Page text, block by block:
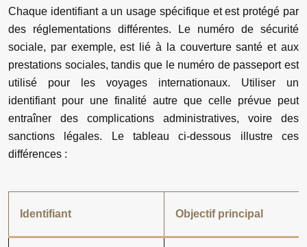
Chaque identifiant a un usage spécifique et est protégé par
des réglementations différentes. Le numéro de sécurité
sociale, par exemple, est lié à la couverture santé et aux
prestations sociales, tandis que le numéro de passeport est
utilisé pour les voyages internationaux. Utiliser un
identifiant pour une finalité autre que celle prévue peut
entraîner des complications administratives, voire des
sanctions légales. Le tableau ci-dessous illustre ces
différences :
Identifiant Objectif principal